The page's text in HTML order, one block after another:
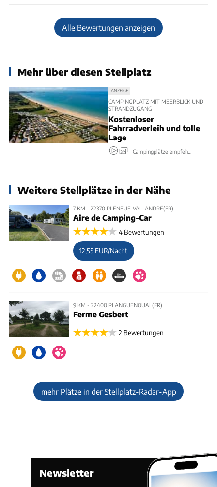
Alle Bewertungen anzeigen
Mehr über diesen Stellplatz
ANZEIGE
CAMPINGPLATZ MIT MEERBLICK UND
STRANDZUGANG
Kostenloser
Fahrradverleih und tolle
Lage
Campingplätze empfehlen sich
Weitere Stellplätze in der Nähe
7 KM - 22370 PLÉNEUF-VAL-ANDRÉ(FR)
Aire de Camping-Car
4 Bewertungen
12,55 EUR/Nacht
9 KM - 22400 PLANGUENOUAL(FR)
Ferme Gesbert
2 Bewertungen
mehr Plätze in der Stellplatz-Radar-App
Newsletter